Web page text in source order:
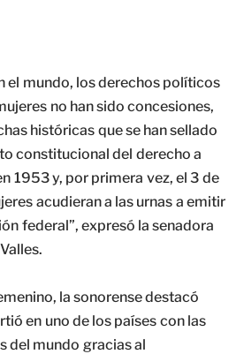
el mundo, los derechos políticos
no han sido concesiones,
históricas que se han sellado
constitucional del derecho a
1953 y, por primera vez, el 3 de
acudieran a las urnas a emitir
federal”, expresó la senadora
la sonorense destacó
en uno de los países con las
del mundo gracias al